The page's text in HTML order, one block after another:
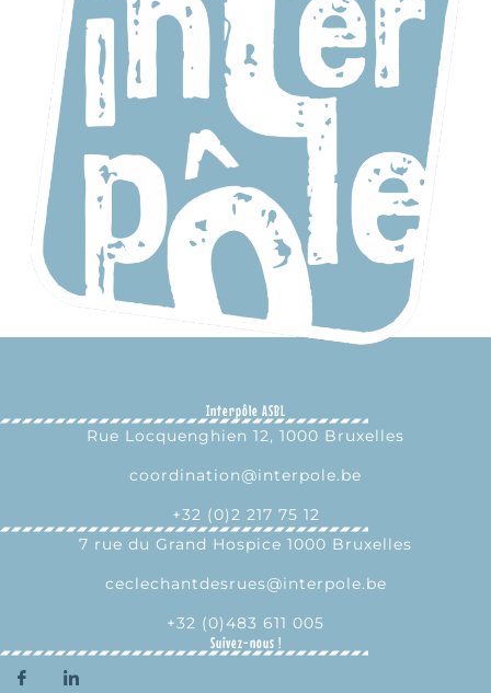
Interpôle ASBL
Rue Locquenghien 12, 1000 Bruxelles
coordination@interpole.be
+32 (0)2 217 75 12
7 rue du Grand Hospice 1000 Bruxelles
ceclechantdesrues@interpole.be
+32 (0)483 611 005
Suivez-nous !